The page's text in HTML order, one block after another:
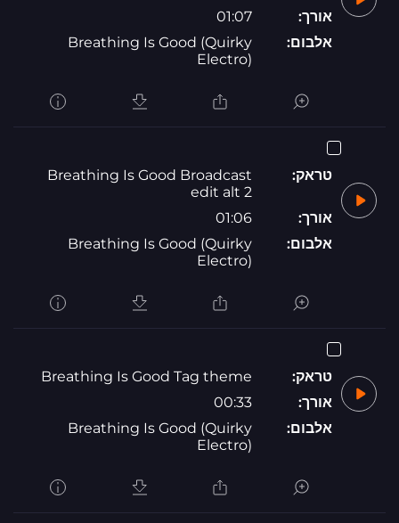
אורך:
01:07
אלבום:
Breathing Is Good (Quirky
Electro)
טראק:
Breathing Is Good Broadcast
edit alt 2
אורך:
01:06
אלבום:
Breathing Is Good (Quirky
Electro)
טראק:
Breathing Is Good Tag theme
אורך:
00:33
אלבום:
Breathing Is Good (Quirky
Electro)